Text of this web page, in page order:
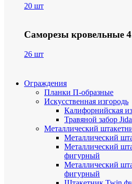
20 шт
Саморезы кровельные
26 шт
Ограждения
Планки П-образные
Искусственная изгородь
Калифорнийская
Травяной забор
Металлический
Металлический
Металлический
фигурный
Металлический
фигурный